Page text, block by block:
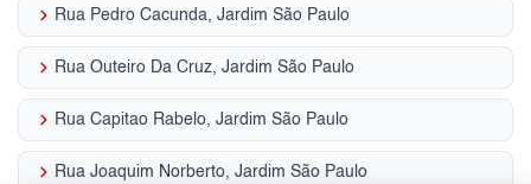
keyboard_arrow_right Rua Pedro Cacunda, Jardim São Paulo
keyboard_arrow_right Rua Outeiro Da Cruz, Jardim São Paulo
keyboard_arrow_right Rua Capitao Rabelo, Jardim São Paulo
keyboard_arrow_right Rua Joaquim Norberto, Jardim São Paulo